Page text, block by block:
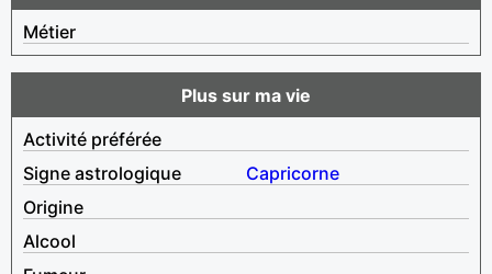
Métier
Plus sur ma vie
Activité préférée
Signe astrologique
Capricorne
Origine
Alcool